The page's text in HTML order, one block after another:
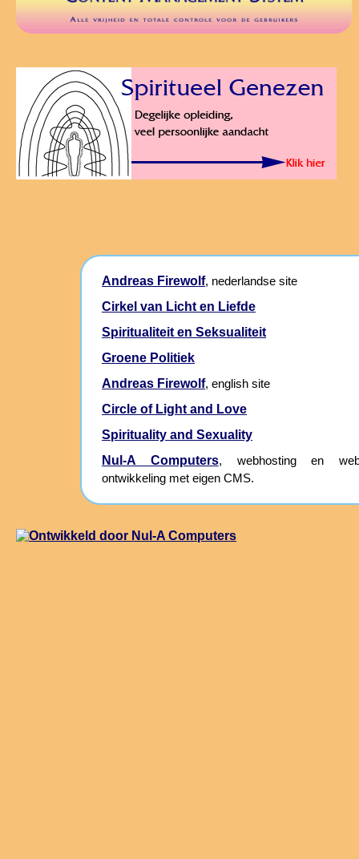
Andreas Firewolf, nederlandse site
Cirkel van Licht en Liefde
Spiritualiteit en Seksualiteit
Groene Politiek
Andreas Firewolf, english site
Circle of Light and Love
Spirituality and Sexuality
Nul-A Computers, webhosting en
ontwikkeling met eigen CMS.